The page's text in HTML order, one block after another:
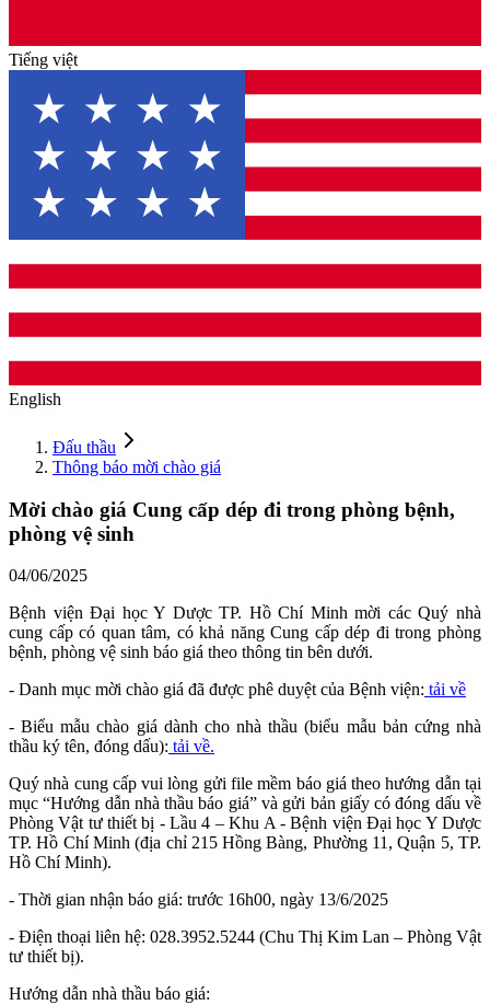
Tiếng việt
English
Đấu thầu
Thông báo mời chào giá
Mời chào giá Cung cấp dép đi trong phòng bệnh,
phòng vệ sinh
04/06/2025
Bệnh viện Đại học Y Dược TP. Hồ Chí Minh mời các Quý nhà
cung cấp có quan tâm, có khả năng Cung cấp dép đi trong phòng
bệnh, phòng vệ sinh báo giá theo thông tin bên dưới.
- Danh mục mời chào giá đã được phê duyệt của Bệnh viện: tải về
- Biểu mẫu chào giá dành cho nhà thầu (biểu mẫu bản cứng nhà
thầu ký tên, đóng dấu): tải về.
Quý nhà cung cấp vui lòng gửi file mềm báo giá theo hướng dẫn tại
mục “Hướng dẫn nhà thầu báo giá” và gửi bản giấy có đóng dấu về
Phòng Vật tư thiết bị - Lầu 4 – Khu A - Bệnh viện Đại học Y Dược
TP. Hồ Chí Minh (địa chỉ 215 Hồng Bàng, Phường 11, Quận 5, TP.
Hồ Chí Minh).
- Thời gian nhận báo giá: trước 16h00, ngày 13/6/2025
- Điện thoại liên hệ: 028.3952.5244 (Chu Thị Kim Lan – Phòng Vật
tư thiết bị).
Hướng dẫn nhà thầu báo giá: